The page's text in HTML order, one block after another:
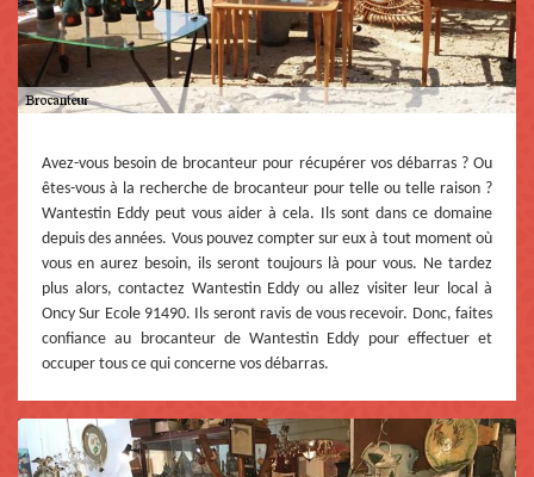
Avez-vous besoin de brocanteur pour récupérer vos débarras ? Ou
êtes-vous à la recherche de brocanteur pour telle ou telle raison ?
Wantestin Eddy peut vous aider à cela. Ils sont dans ce domaine
depuis des années. Vous pouvez compter sur eux à tout moment où
vous en aurez besoin, ils seront toujours là pour vous. Ne tardez
plus alors, contactez Wantestin Eddy ou allez visiter leur local à
Oncy Sur Ecole 91490. Ils seront ravis de vous recevoir. Donc, faites
confiance au brocanteur de Wantestin Eddy pour effectuer et
occuper tous ce qui concerne vos débarras.